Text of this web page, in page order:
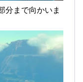
分まで向かいま